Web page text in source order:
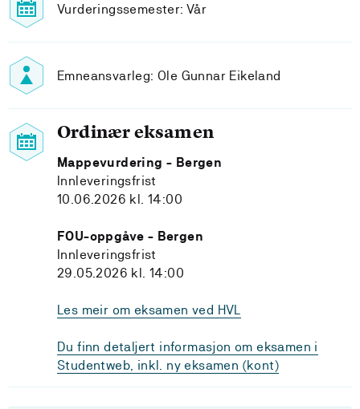
Vurderingssemester: Vår
Emneansvarleg: Ole Gunnar Eikeland
Ordinær eksamen
Mappevurdering - Bergen
Innleveringsfrist
10.06.2026 kl. 14:00
FOU-oppgåve - Bergen
Innleveringsfrist
29.05.2026 kl. 14:00
Les meir om eksamen ved HVL
Du finn detaljert informasjon om eksamen i
Studentweb, inkl. ny eksamen (kont)